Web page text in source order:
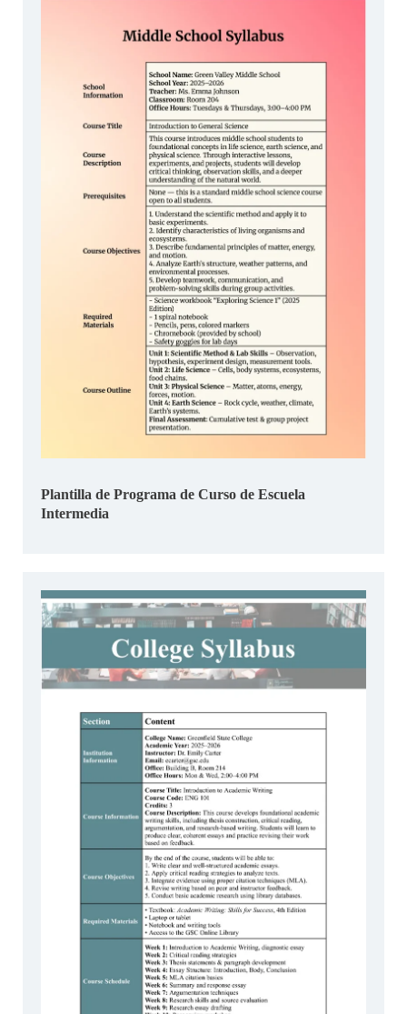
Plantilla de Programa de Curso de Escuela
Intermedia